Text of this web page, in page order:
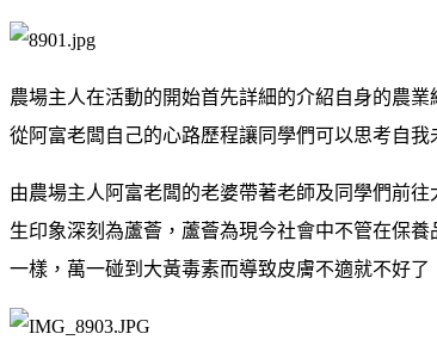
農場主人在活動的開始首先詳細的介紹自身的農
從阿富老闆自己的心路歷程讓同學們可以思考自我
由農場主人阿富老闆的老婆帶著老師及同學們前
生印象深刻為蘆薈，蘆薈為現今社會中不管在保
一樣，萬一碰到大黃毒素而導致皮膚不適就不好